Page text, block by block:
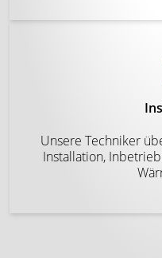
Unsere Techniker
Installation,